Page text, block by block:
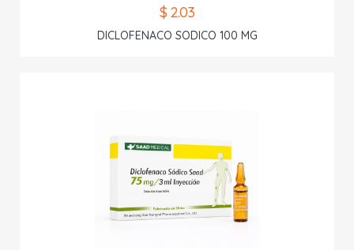
$ 2.03
DICLOFENACO SODICO 100 MG